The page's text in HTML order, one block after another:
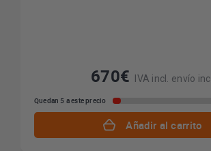
670€ IVA incl. envío incl.
Quedan 5 a este precio
Añadir al carrito